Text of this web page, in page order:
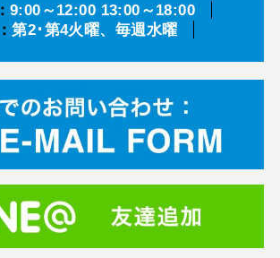
9:00～12:00 13:00～18:00
第2･第4火曜、毎週水曜